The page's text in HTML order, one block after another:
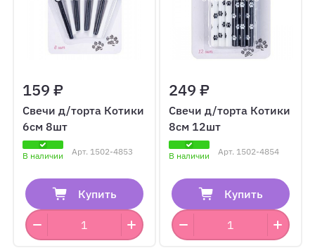
159 ₽
Свечи д/торта Котики
6см 8шт
В наличии Арт. 1502-4853
Купить
249 ₽
Свечи д/торта Котики
8см 12шт
В наличии Арт. 1502-4854
Купить